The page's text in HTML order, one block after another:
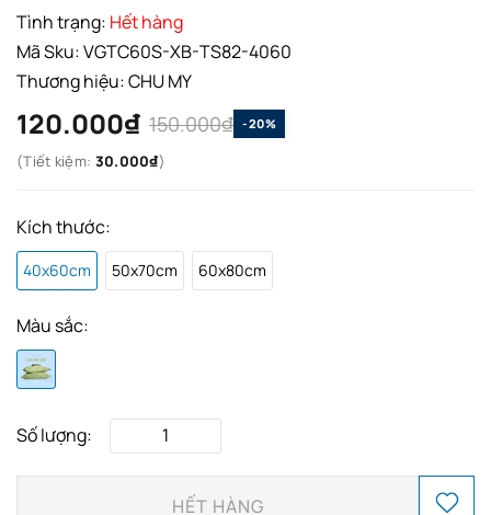
Tình trạng: Hết hàng
Mã Sku:VGTC60S-XB-TS82-4060
Thương hiệu:CHU MY
120.000₫ 150.000₫ -20%
(Tiết kiệm: 30.000₫)
Kích thước:
40x60cm 50x70cm 60x80cm
Màu sắc:
Số lượng:
HẾT HÀNG